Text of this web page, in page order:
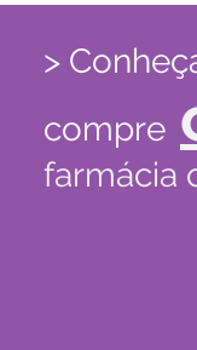
>
compre
farmácia